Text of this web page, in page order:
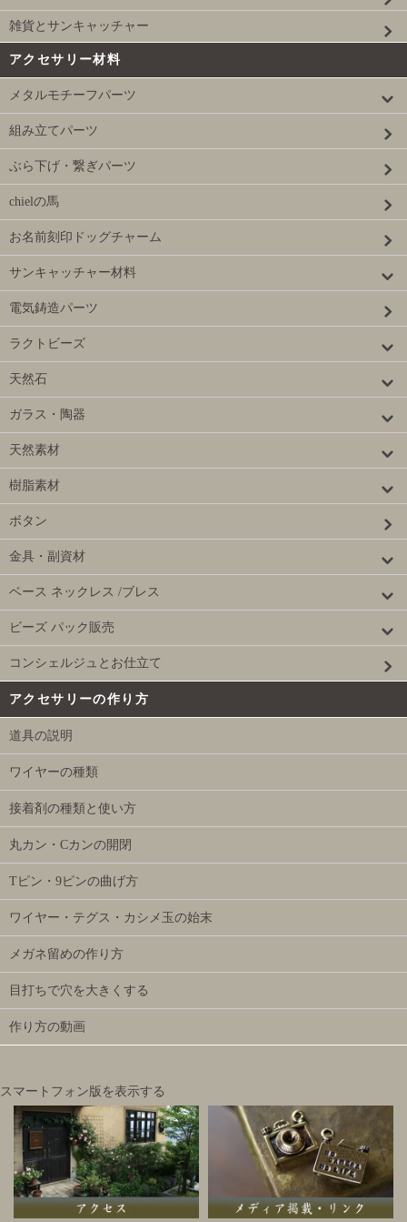
雑貨とサンキャッチャー
アクセサリー材料
メタルモチーフパーツ
組み立てパーツ
ぶら下げ・繋ぎパーツ
chielの馬
お名前刻印ドッグチャーム
サンキャッチャー材料
電気鋳造パーツ
ラクトビーズ
天然石
ガラス・陶器
天然素材
樹脂素材
ボタン
金具・副資材
ベース ネックレス /ブレス
ビーズ パック販売
コンシェルジュとお仕立て
アクセサリーの作り方
道具の説明
ワイヤーの種類
接着剤の種類と使い方
丸カン・Cカンの開閉
Tピン・9ピンの曲げ方
ワイヤー・テグス・カシメ玉の始末
メガネ留めの作り方
目打ちで穴を大きくする
作り方の動画
スマートフォン版を表示する